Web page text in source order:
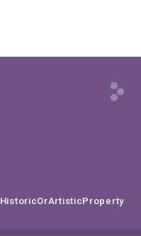
HistoricOrArtisticProperty